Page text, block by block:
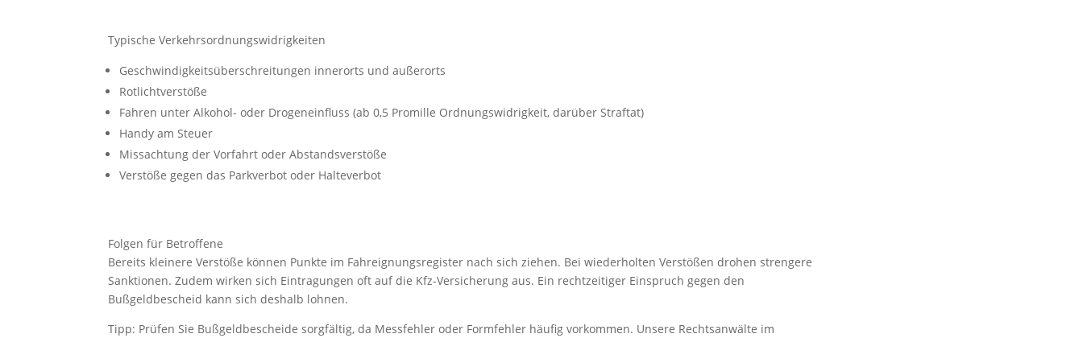
Typische Verkehrsordnungswidrigkeiten
Geschwindigkeitsüberschreitungen innerorts und außerorts
Rotlichtverstöße
Fahren unter Alkohol- oder Drogeneinfluss (ab 0,5 Promille Ordnungswidrigkeit, darüber Straftat)
Handy am Steuer
Missachtung der Vorfahrt oder Abstandsverstöße
Verstöße gegen das Parkverbot oder Halteverbot
Folgen für Betroffene
Bereits kleinere Verstöße können Punkte im Fahreignungsregister nach sich ziehen. Bei wiederholten Verstößen drohen strengere
Sanktionen. Zudem wirken sich Eintragungen oft auf die Kfz-Versicherung aus. Ein rechtzeitiger Einspruch gegen den
Bußgeldbescheid kann sich deshalb lohnen.
Tipp: Prüfen Sie Bußgeldbescheide sorgfältig, da Messfehler oder Formfehler häufig vorkommen. Unsere Rechtsanwälte im